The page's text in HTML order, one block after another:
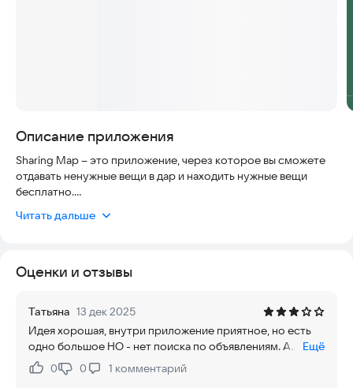
Описание приложения
Sharing Map – это приложение, через которое вы сможете
отдавать ненужные вещи в дар и находить нужные вещи
бесплатно.
Вы можете быстро отдать или найти вещи следующих
многое другое.
нуждается. Не покупайте новые вещи - найдите у того, кто
отдает их бесплатно!
Если у вас остались вопросы или есть предложения, как
Читать дальше
Оценки и отзывы
Татьяна 13 дек 2025
Идея хорошая, внутри приложение приятное, но есть
одно большое НО - нет поиска по объявлениям. А
просматривать все подряд объявления - простите, но
нет. Поэтому удаляю.
Ещё
Нравится:
0Не нравится:
0 1 комментарий